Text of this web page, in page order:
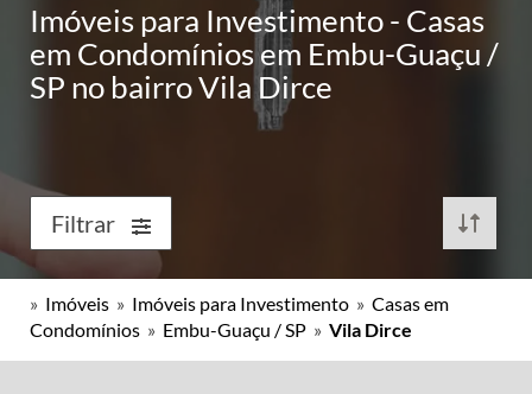
Imóveis para Investimento - Casas
em Condomínios em Embu-Guaçu /
SP no bairro Vila Dirce
Filtrar
» Imóveis » Imóveis para Investimento » Casas em
Condomínios » Embu-Guaçu / SP » Vila Dirce